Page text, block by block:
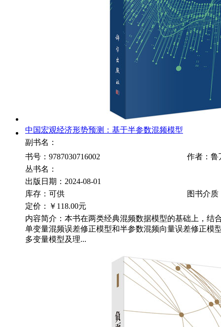
中国宏观经济形势预测：基于半参数混频模型
副书名：
书号：9787030716002
作者：鲁
丛书名：
出版日期：2024-08-01
库存：可供
图书介质
定价：
￥118.00元
内容简介：本书在两类经典混频数据模型的基础上，结
单变量混频误差修正模型和半参数混频向量误差修正模
多变量模型及理...